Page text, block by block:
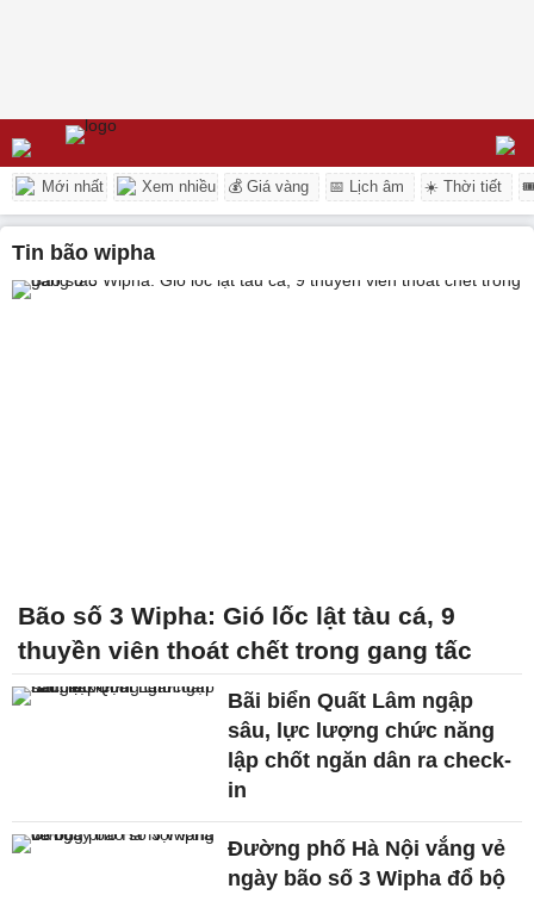
Mới nhất Xem nhiều 💰 Giá vàng 📅 Lịch âm ☀️ Thời tiết
tin bão wipha
Bão số 3 Wipha: Gió lốc lật tàu cá, 9
thuyền viên thoát chết trong gang tấc
Bãi biển Quất Lâm ngập
sâu, lực lượng chức năng
lập chốt ngăn dân ra check-
in
Đường phố Hà Nội vắng vẻ
ngày bão số 3 Wipha đổ bộ